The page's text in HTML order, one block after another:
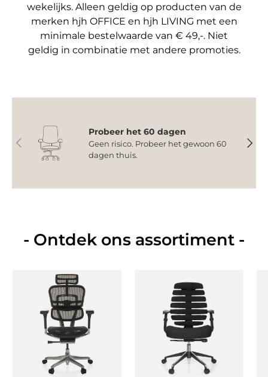
wekelijks. Alleen geldig op producten van de
merken hjh OFFICE en hjh LIVING met een
minimale bestelwaarde van € 49,-. Niet
geldig in combinatie met andere promoties.
Vorige
Probeer het 60 dagen
Geen risico. Probeer het gewoon 60
dagen thuis.
- Ontdek ons assortiment -